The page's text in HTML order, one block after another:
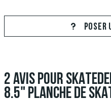
POSER
2 AVIS POUR
8.5" PLANCHE DE